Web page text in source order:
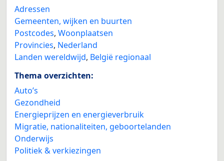
Adressen
Gemeenten, wijken en buurten
Postcodes, Woonplaatsen
Provincies, Nederland
Landen wereldwijd, België regionaal
Thema overzichten:
Auto’s
Gezondheid
Energieprijzen en energieverbruik
Migratie, nationaliteiten, geboortelanden
Onderwijs
Politiek & verkiezingen